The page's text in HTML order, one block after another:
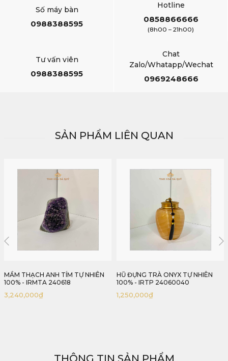
Số máy bàn
0988388595
Hotline
0858866666
(8h00 – 21h00)
Tư vấn viên
0988388595
Chat
Zalo/Whatapp/Wechat
0969248666
SẢN PHẨM LIÊN QUAN
HŨ ĐỰNG TRÀ ONYX TỰ NHIÊN
100% - IRTP 24060040
1,250,000₫
HẾT HÀNG
QUẢ CẦU THẠCH ANH HỒNG TỰ
NHIÊN 100% - IRPQS 24061
2,500,000₫
THÔNG TIN SẢN PHẨM